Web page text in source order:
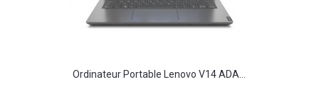
Ordinateur Portable Lenovo V14 ADA...